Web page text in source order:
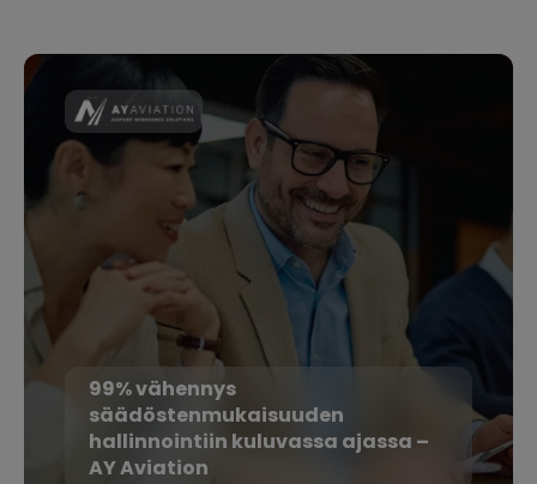
99% vähennys
säädöstenmukaisuuden
hallinnointiin kuluvassa ajassa –
AY Aviation